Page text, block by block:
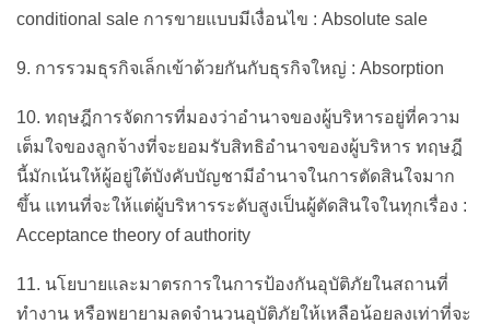
conditional sale การขายแบบมีเงื่อนไข : Absolute sale
9. การรวมธุรกิจเล็กเข้าด้วยกันกับธุรกิจใหญ่ : Absorption
10. ทฤษฎีการจัดการที่มองว่าอำนาจของผู้บริหารอยู่ที่ความ
เต็มใจของลูกจ้างที่จะยอมรับสิทธิอำนาจของผู้บริหาร ทฤษฎี
นี้มักเน้นให้ผู้อยู่ใต้บังคับบัญชามีอำนาจในการตัดสินใจมาก
ขึ้น แทนที่จะให้แต่ผู้บริหารระดับสูงเป็นผู้ตัดสินใจในทุกเรื่อง :
Acceptance theory of authority
11. นโยบายและมาตรการในการป้องกันอุบัติภัยในสถานที่
ทำงาน หรือพยายามลดจำนวนอุบัติภัยให้เหลือน้อยลงเท่าที่จะ